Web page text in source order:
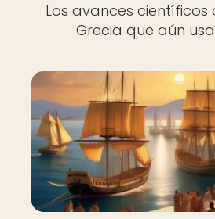
Los avances científicos
Grecia que aún